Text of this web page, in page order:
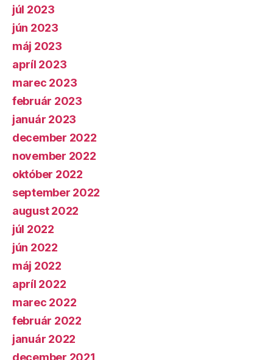
júl 2023
jún 2023
máj 2023
apríl 2023
marec 2023
február 2023
január 2023
december 2022
november 2022
október 2022
september 2022
august 2022
júl 2022
jún 2022
máj 2022
apríl 2022
marec 2022
február 2022
január 2022
december 2021